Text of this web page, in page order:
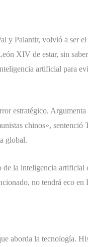
Palantir, volvió a ser
XIV de estar, sin
artificial para
estratégico.
chinos»,
global.
la inteligencia
no tendrá eco
aborda la tecnología.